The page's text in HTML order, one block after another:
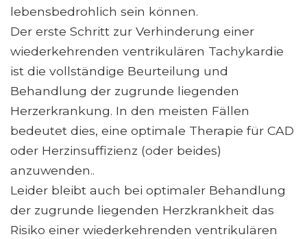
lebensbedrohlich sein können.
Der erste Schritt zur Verhinderung einer
wiederkehrenden ventrikulären Tachykardie
ist die vollständige Beurteilung und
Behandlung der zugrunde liegenden
Herzerkrankung. In den meisten Fällen
bedeutet dies, eine optimale Therapie für CAD
oder Herzinsuffizienz (oder beides)
anzuwenden..
Leider bleibt auch bei optimaler Behandlung
der zugrunde liegenden Herzkrankheit das
Risiko einer wiederkehrenden ventrikulären